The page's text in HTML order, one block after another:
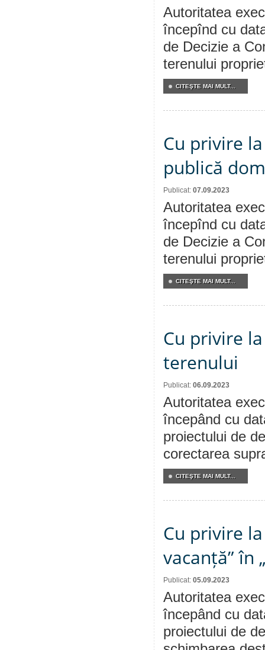
Autoritatea
începînd cu
de Decizie a
terenului
CITEŞTE MAI MULT...
Cu privire
publică
Publicat: 07.09.2023
Autoritatea
începînd cu
de Decizie a
terenului
CITEŞTE MAI MULT...
Cu privire
terenului
Publicat: 06.09.2023
Autoritatea
începând cu
proiectului de
corectarea
CITEŞTE MAI MULT...
Cu privire
vacanță” în
Publicat: 05.09.2023
Autoritatea
începând cu
proiectului de